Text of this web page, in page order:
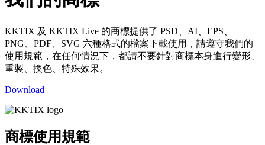
KKTIX 及 KKTIX Live 的商標提供了 PSD、AI、EPS、
PNG、PDF、SVG 六種格式的檔案下載使用，請遵守我們的
使用規範，在任何情況下，都請不要針對商標本身進行變形、
重製、換色、特殊效果。
Download
商標使用規範